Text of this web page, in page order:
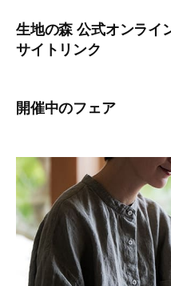
生地の森 公式オンライ
サイトリンク
開催中のフェア